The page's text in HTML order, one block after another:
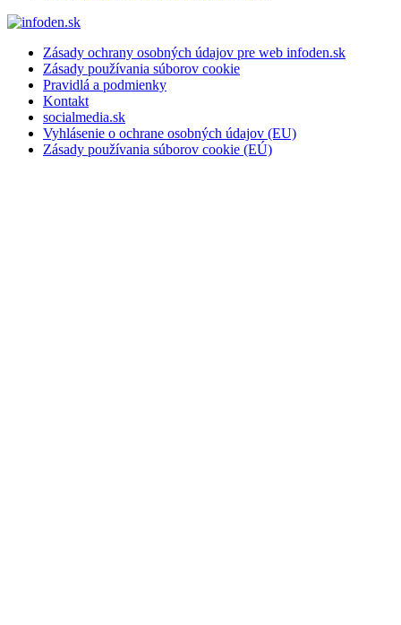
Zásady ochrany osobných údajov pre web infoden.sk
Zásady používania súborov cookie
Pravidlá a podmienky
Kontakt
socialmedia.sk
Vyhlásenie o ochrane osobných údajov (EU)
Zásady používania súborov cookie (EÚ)